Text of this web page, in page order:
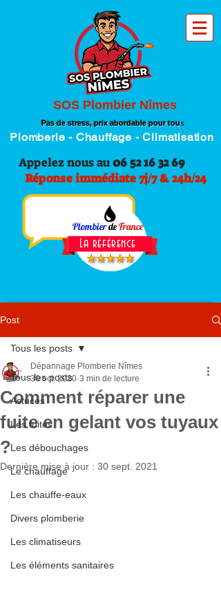
SOS Plombier Nîmes
Pas de stress, prix abordable pour tous
Plomberie - Chauffage - Climatisation
Appelez nous au06 52 16 32 69
Réponse immédiate 7j/7 & 24h/24
PlombierdeFrance
La référence
Post
Tous les posts
Astuces
Les fuites
Les débouchages
Le chauffage
Les chauffe-eaux
Divers plomberie
Les climatiseurs
Les éléments sanitaires
Tous les posts
Comment réparer une
fuite en gelant vos tuyaux
?
Dépannage Plomberie Nîmes
30 oct. 2020 3 min de lecture
Dernière mise à jour : 30 sept. 2021